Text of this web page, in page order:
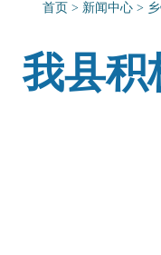
首页 > 新闻中心 >
我县积